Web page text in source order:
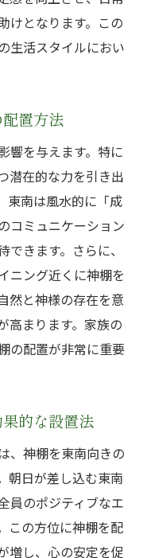
けとなります。この
生活スタイルにおい
置方法
響を与えます。特に
潜在的な力を引き出
東南は風水的に「成
コミュニケーション
きます。さらに、
ニング近くに神棚を
然と神様の存在を意
高まります。家族の
の配置が非常に重要
的な設置法
、神棚を東南向きの
朝日が差し込む東南
員のポジティブなエ
この方位に神棚を配
増し、心の安定を促